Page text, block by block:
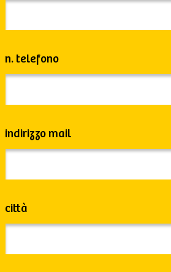
n. telefono
indirizzo mail
città